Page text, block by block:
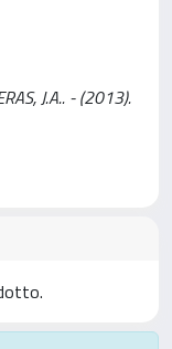
J.A.. - (2013).